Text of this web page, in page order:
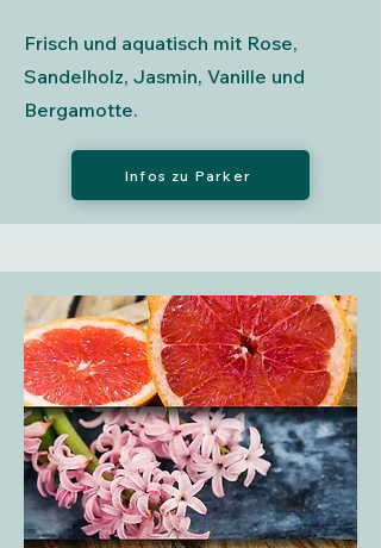
Frisch und aquatisch mit Rose,
Sandelholz, Jasmin, Vanille und
Bergamotte.
Infos zu Parker